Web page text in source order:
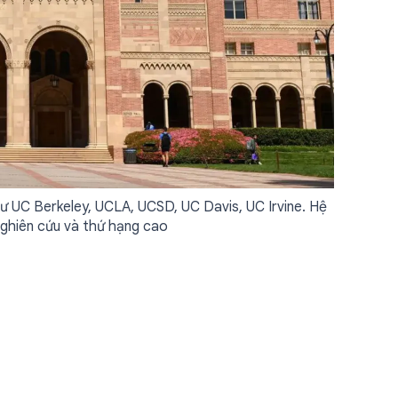
Berkeley, UCLA, UCSD, UC Davis, UC Irvine. Hệ
cứu và thứ hạng cao